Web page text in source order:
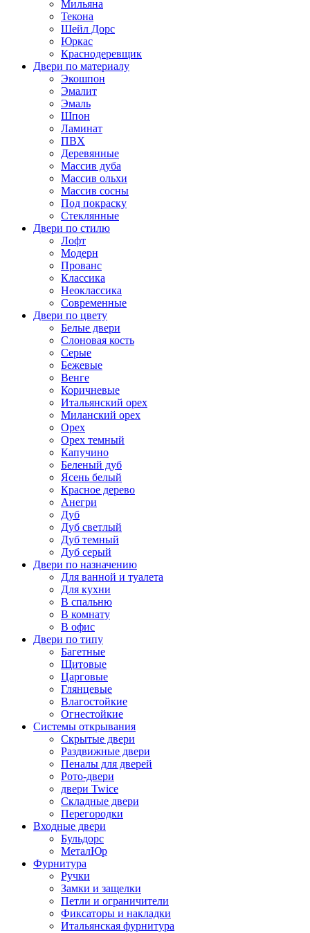
Мильяна
Текона
Шейл Дорс
Юркас
Краснодеревщик
Двери по материалу
Экошпон
Эмалит
Эмаль
Шпон
Ламинат
ПВХ
Деревянные
Массив дуба
Массив ольхи
Массив сосны
Под покраску
Стеклянные
Двери по стилю
Лофт
Модерн
Прованс
Классика
Неоклассика
Современные
Двери по цвету
Белые двери
Слоновая кость
Серые
Бежевые
Венге
Коричневые
Итальянский орех
Миланский орех
Орех
Орех темный
Капучино
Беленый дуб
Ясень белый
Красное дерево
Анегри
Дуб
Дуб светлый
Дуб темный
Дуб серый
Двери по назначению
Для ванной и туалета
Для кухни
В спальню
В комнату
В офис
Двери по типу
Багетные
Щитовые
Царговые
Глянцевые
Влагостойкие
Огнестойкие
Системы открывания
Скрытые двери
Раздвижные двери
Пеналы для дверей
Рото-двери
двери Twice
Складные двери
Перегородки
Входные двери
Бульдорс
МеталЮр
Фурнитура
Ручки
Замки и защелки
Петли и ограничители
Фиксаторы и накладки
Итальянская фурнитура